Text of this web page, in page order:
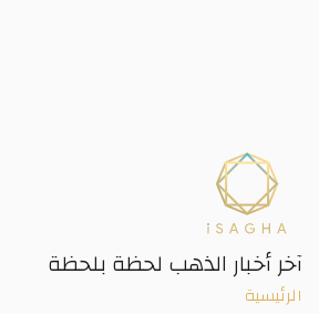
آخر أخبار الذهب لحظة بلحظة
الرئيسية